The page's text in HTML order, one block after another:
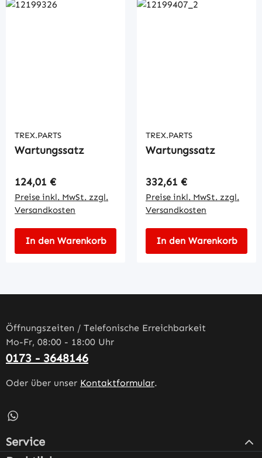
TREX.PARTS
Wartungssatz
Regulärer Preis:
124,01 €
Preise inkl. MwSt. zzgl.
Versandkosten
In den Warenkorb
TREX.PARTS
Wartungssatz
Regulärer Preis:
332,61 €
Preise inkl. MwSt. zzgl.
Versandkosten
In den Warenkorb
Öffnungszeiten / Telefonische Erreichbarkeit
Mo-Fr, 08:00 - 18:00 Uhr
0173 - 3648146
Oder über unser Kontaktformular.
Schreib uns auf WhatsApp – öffnet in neuem Tab
Service